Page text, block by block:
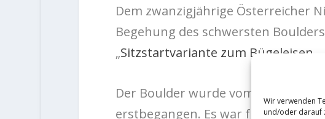
Wir verwenden
und/oder darauf
Dem zwanzigjährige Österreicher
Begehung des schwersten
„Sitzstartvariante zum Bügeleisen
Der Boulder wurde vom Finnen
erstbegangen. Es war für Nicolai